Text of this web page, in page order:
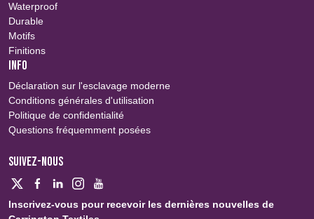
Waterproof
Durable
Motifs
Finitions
INFO
Déclaration sur l'esclavage moderne
Conditions générales d'utilisation
Politique de confidentialité
Questions fréquemment posées
SUIVEZ-NOUS
Inscrivez-vous pour recevoir les dernières nouvelles de